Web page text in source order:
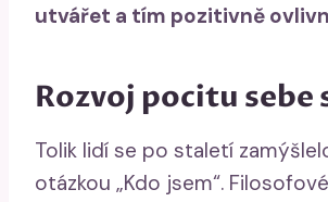
utvářet a tím pozitivně
Rozvoj pocitu sebe
Tolik lidí se po staletí
otázkou „Kdo jsem“.